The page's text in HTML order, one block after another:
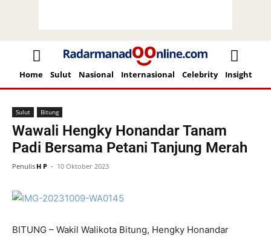
Home Sulut Nasional Internasional Celebrity Insight
Beranda Sulut Bitung
Sulut Bitung
Wawali Hengky Honandar Tanam
Padi Bersama Petani Tanjung Merah
Penulis H P - 10 Oktober 2023
BITUNG – Wakil Walikota Bitung, Hengky Honandar